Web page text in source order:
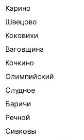
Карино
Швецово
Коковихи
Ваговщина
Кочкино
Олимпийский
Слудное
Баричи
Речной
Сивковы